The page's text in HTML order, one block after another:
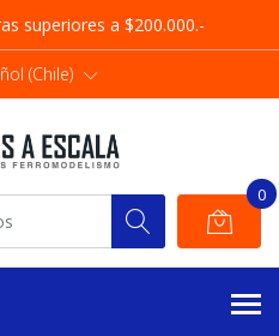
superiores a $200.000.-
(Chile)
0